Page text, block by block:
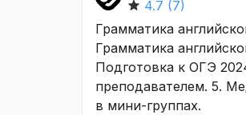
4.7 (7)
Грамматика
Грамматика
Подготовка к ОГЭ
преподавателем. 5.
в мини-группах.